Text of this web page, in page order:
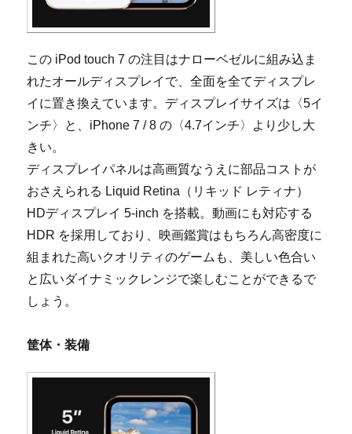
この iPod touch 7 の注目はナローベゼルに組み込ま
れたオールディスプレイで、全面を全てディスプレ
イに置き換えています。ディスプレイサイズは〈5イ
ンチ〉と、iPhone 7 / 8 の〈4.7インチ〉より少し大
きい。
ディスプレイパネルは高画質なうえに部品コストが
おさえられる Liquid Retina（リキッド レティナ）
HDディスプレイ 5-inch を搭載。動画にも対応する
HDR を採用しており、映画鑑賞はもちろん高密度に
組まれた高いクオリティのゲームも、美しい色合い
と広いダイナミックレンジで楽しむことができるで
しょう。
筐体・装備